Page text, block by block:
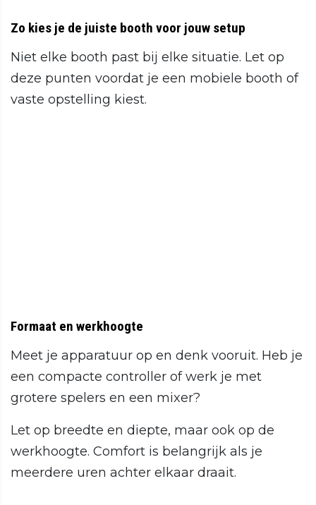
Zo kies je de juiste booth voor jouw setup
Niet elke booth past bij elke situatie. Let op
deze punten voordat je een mobiele booth of
vaste opstelling kiest.
Formaat en werkhoogte
Meet je apparatuur op en denk vooruit. Heb je
een compacte controller of werk je met
grotere spelers en een mixer?
Let op breedte en diepte, maar ook op de
werkhoogte. Comfort is belangrijk als je
meerdere uren achter elkaar draait.